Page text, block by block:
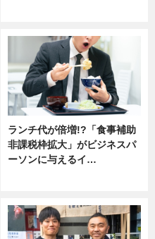
ランチ代が倍増!?「食事補助
非課税枠拡大」がビジネスパ
ーソンに与えるイ…